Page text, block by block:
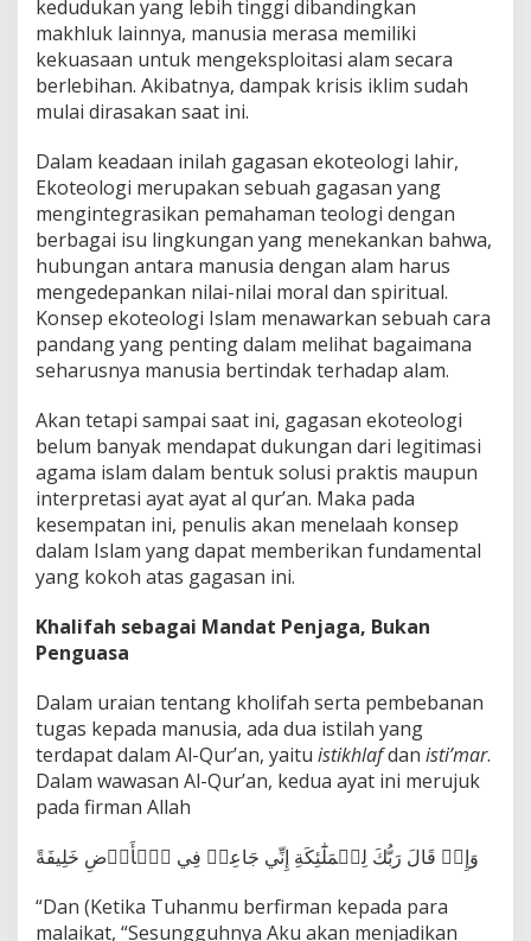
kedudukan yang lebih tinggi dibandingkan
makhluk lainnya, manusia merasa memiliki
kekuasaan untuk mengeksploitasi alam secara
berlebihan. Akibatnya, dampak krisis iklim sudah
mulai dirasakan saat ini.
Dalam keadaan inilah gagasan ekoteologi lahir,
Ekoteologi merupakan sebuah gagasan yang
mengintegrasikan pemahaman teologi dengan
berbagai isu lingkungan yang menekankan bahwa,
hubungan antara manusia dengan alam harus
mengedepankan nilai-nilai moral dan spiritual.
Konsep ekoteologi Islam menawarkan sebuah cara
pandang yang penting dalam melihat bagaimana
seharusnya manusia bertindak terhadap alam.
Akan tetapi sampai saat ini, gagasan ekoteologi
belum banyak mendapat dukungan dari legitimasi
agama islam dalam bentuk solusi praktis maupun
interpretasi ayat ayat al qur’an. Maka pada
kesempatan ini, penulis akan menelaah konsep
dalam Islam yang dapat memberikan fundamental
yang kokoh atas gagasan ini.
Khalifah sebagai Mandat Penjaga, Bukan
Penguasa
Dalam uraian tentang kholifah serta pembebanan
tugas kepada manusia, ada dua istilah yang
terdapat dalam Al-Qur’an, yaitu istikhlafdan isti’mar.
Dalam wawasan Al-Qur’an, kedua ayat ini merujuk
pada firman Allah
وَإِذۡ قَالَ رَبُّكَ لِلۡمَلَٰٓئِكَةِ إِنِّي جَاعِلٞ فِي ٱلۡأَرۡضِ خَلِيفَةً
“Dan (Ketika Tuhanmu berfirman kepada para
malaikat, “Sesungguhnya Aku akan menjadikan